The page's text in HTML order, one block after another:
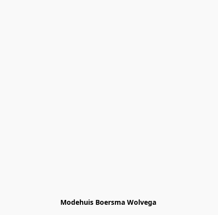
Modehuis Boersma Wolvega